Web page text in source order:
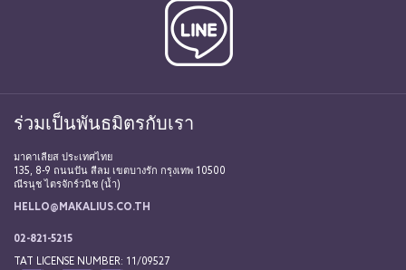
ร่วมเป็นพันธมิตรกับเรา
มาคาเลียส ประเทศไทย
135, 8-9 ถนนปัน สีลม เขตบางรัก กรุงเทพ 10500
ณีรนุช ไตรจักร์วนิช (น้ำ)
HELLO@MAKALIUS.CO.TH
02-821-5215
TAT LICENSE NUMBER: 11/09527